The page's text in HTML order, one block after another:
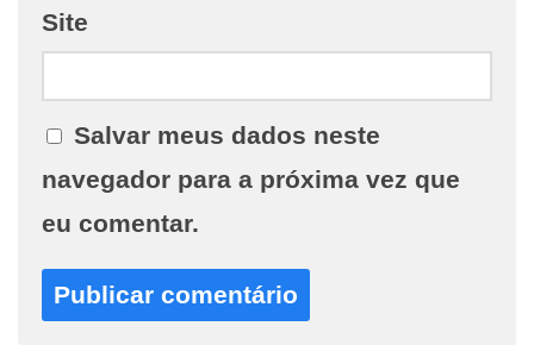
Site
Salvar meus dados neste
navegador para a próxima vez que
eu comentar.